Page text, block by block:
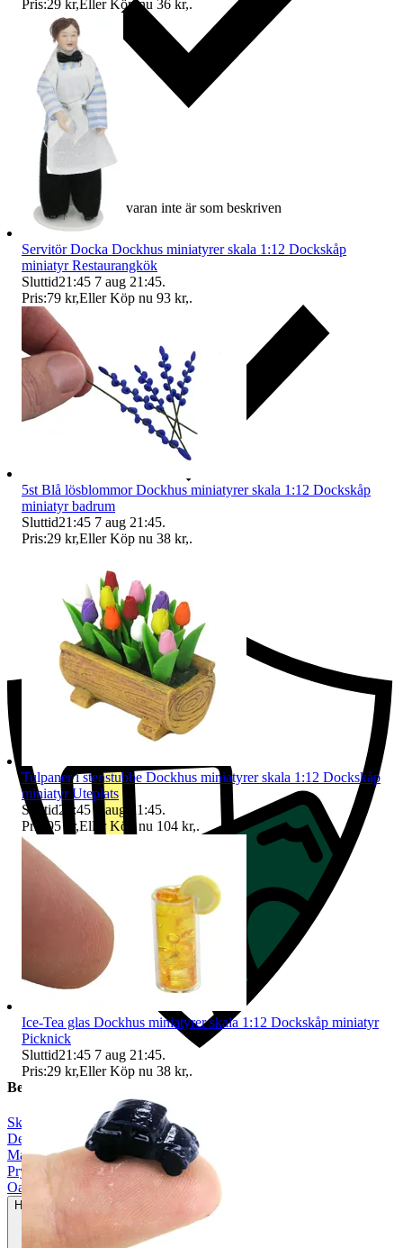
Ersättning om varan inte är som beskriven
Ersättning om du inte får din vara
Beskrivning
Skala 1:12
Dekoration
Mat & dryck|
Prylpaket
Oanvänt
Helt ny och aldrig använd
Pris:29 kr, Eller Köp nu 36 kr,.
Servitör Docka Dockhus miniatyrer skala 1:12 Dockskåp
miniatyr Restaurangkök
Sluttid21:45 7 aug 21:45.
Pris:79 kr,Eller Köp nu 93 kr,.
5st Blå lösblommor Dockhus miniatyrer skala 1:12 Dockskåp
miniatyr badrum
Sluttid21:45 7 aug 21:45.
Pris:29 kr,Eller Köp nu 38 kr,.
Tulpaner i stenstubbe Dockhus miniatyrer skala 1:12 Dockskåp
miniatyr Uteplats
Sluttid21:45 7 aug 21:45.
Pris:
95 kr,Eller Köp nu 104 kr,.
Ice-Tea glas Dockhus miniatyrer skala 1:12 Dockskåp miniatyr
Picknick
Sluttid21:45 7 aug 21:45.
Pris:29 kr,Eller Köp nu 38 kr,.